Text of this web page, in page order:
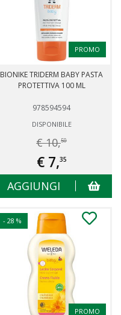
PROMO
BIONIKE TRIDERM BABY PASTA
PROTETTIVA 100 ML
978594594
DISPONIBILE
€ 10,50
€ 7,35
AGGIUNGI
- 28 %
PROMO